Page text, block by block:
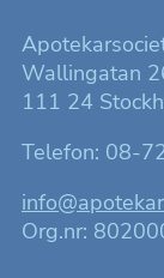
Wallingatan
111 24
Telefon: 08-
Org.nr: